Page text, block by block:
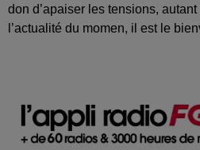
don d’apaiser les tensions,
l’actualité du momen, il est le